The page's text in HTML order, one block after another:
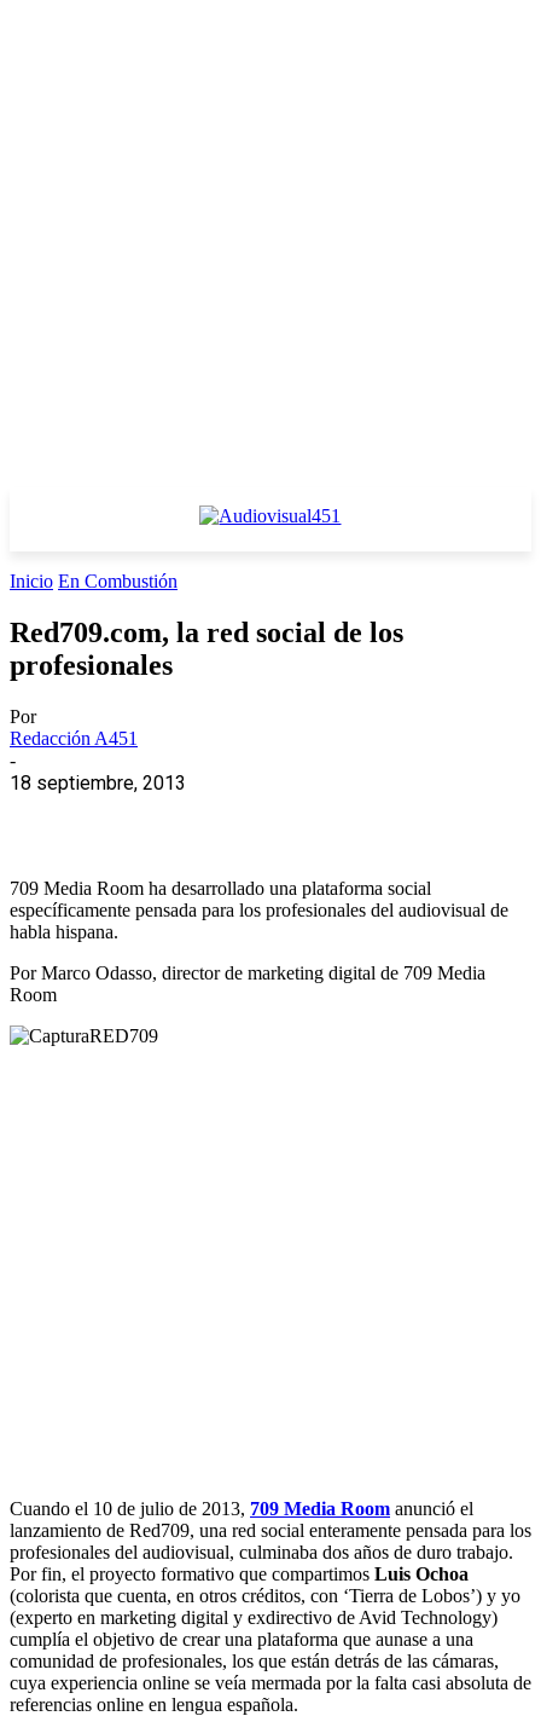
Inicio En Combustión
Red709.com, la red social de los
profesionales
Por
Redacción A451
-
18 septiembre, 2013
709 Media Room ha desarrollado una plataforma social
específicamente pensada para los profesionales del audiovisual de
habla hispana.
Por Marco Odasso, director de marketing digital de 709 Media
Room
Cuando el 10 de julio de 2013, 709 Media Room anunció el
lanzamiento de Red709, una red social enteramente pensada para los
profesionales del audiovisual, culminaba dos años de duro trabajo.
Por fin, el proyecto formativo que compartimos Luis Ochoa
(colorista que cuenta, en otros créditos, con ‘Tierra de Lobos’) y yo
(experto en marketing digital y exdirectivo de Avid Technology)
cumplía el objetivo de crear una plataforma que aunase a una
comunidad de profesionales, los que están detrás de las cámaras,
cuya experiencia online se veía mermada por la falta casi absoluta de
referencias online en lengua española.